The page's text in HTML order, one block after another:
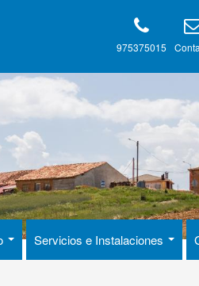
975375015
Servicios e Instalaciones